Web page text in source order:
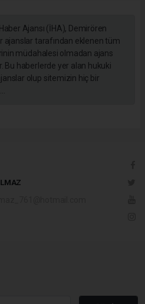
Ajansı (İHA), Demirören
ajanslar tarafından eklenen tüm
müdahalesi olmadan ajans
Bu haberlerde yer alan hukuki
olup sitemizin hiç bir